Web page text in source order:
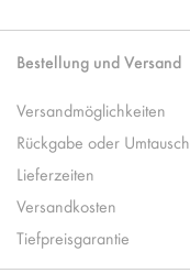
Bestellung und Versand
Versandmöglichkeiten
Rückgabe oder Umtausch
Lieferzeiten
Versandkosten
Tiefpreisgarantie